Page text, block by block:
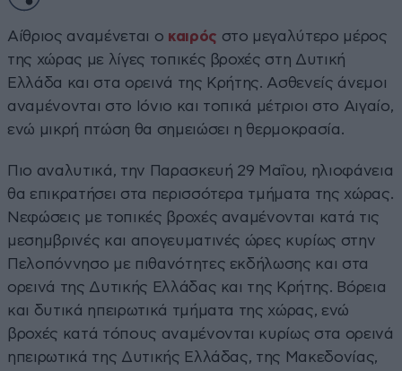
Αίθριος αναμένεται ο καιρός στο μεγαλύτερο μέρος
της χώρας με λίγες τοπικές βροχές στη Δυτική
Ελλάδα και στα ορεινά της Κρήτης. Ασθενείς άνεμοι
αναμένονται στο Ιόνιο και τοπικά μέτριοι στο Αιγαίο,
ενώ μικρή πτώση θα σημειώσει η θερμοκρασία.
Πιο αναλυτικά, την Παρασκευή 29 Μαΐου, ηλιοφάνεια
θα επικρατήσει στα περισσότερα τμήματα της χώρας.
Νεφώσεις με τοπικές βροχές αναμένονται κατά τις
μεσημβρινές και απογευματινές ώρες κυρίως στην
Πελοπόννησο με πιθανότητες εκδήλωσης και στα
ορεινά της Δυτικής Ελλάδας και της Κρήτης. Βόρεια
και δυτικά ηπειρωτικά τμήματα της χώρας, ενώ
βροχές κατά τόπους αναμένονται κυρίως στα ορεινά
ηπειρωτικά της Δυτικής Ελλάδας, της Μακεδονίας,